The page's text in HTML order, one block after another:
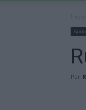
Por